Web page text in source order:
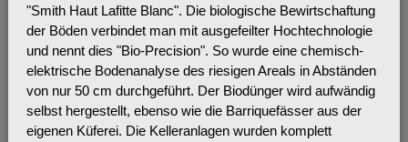
"Smith Haut Lafitte Blanc". Die biologische Bewirtschaftung
der Böden verbindet man mit ausgefeilter Hochtechnologie
und nennt dies "Bio-Precision". So wurde eine chemisch-
elektrische Bodenanalyse des riesigen Areals in Abständen
von nur 50 cm durchgeführt. Der Biodünger wird aufwändig
selbst hergestellt, ebenso wie die Barriquefässer aus der
eigenen Küferei. Die Kelleranlagen wurden komplett